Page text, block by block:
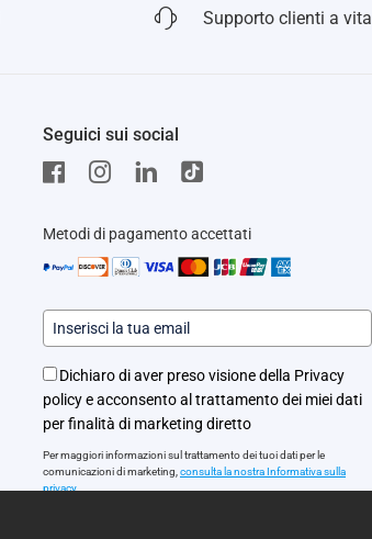
Supporto clienti a vita
Seguici sui social
Metodi di pagamento accettati
Dichiaro di aver preso visione della Privacy
policy e acconsento al trattamento dei miei dati
per finalità di marketing diretto
Per maggiori informazioni sul trattamento dei tuoi dati per le
comunicazioni di marketing, consulta la nostra Informativa sulla
privacy.